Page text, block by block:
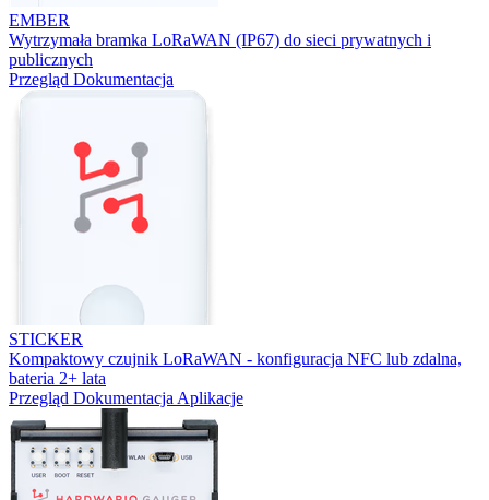
EMBER
Wytrzymała bramka LoRaWAN (IP67) do sieci prywatnych i
publicznych
Przegląd Dokumentacja
STICKER
Kompaktowy czujnik LoRaWAN - konfiguracja NFC lub zdalna,
bateria 2+ lata
Przegląd Dokumentacja Aplikacje